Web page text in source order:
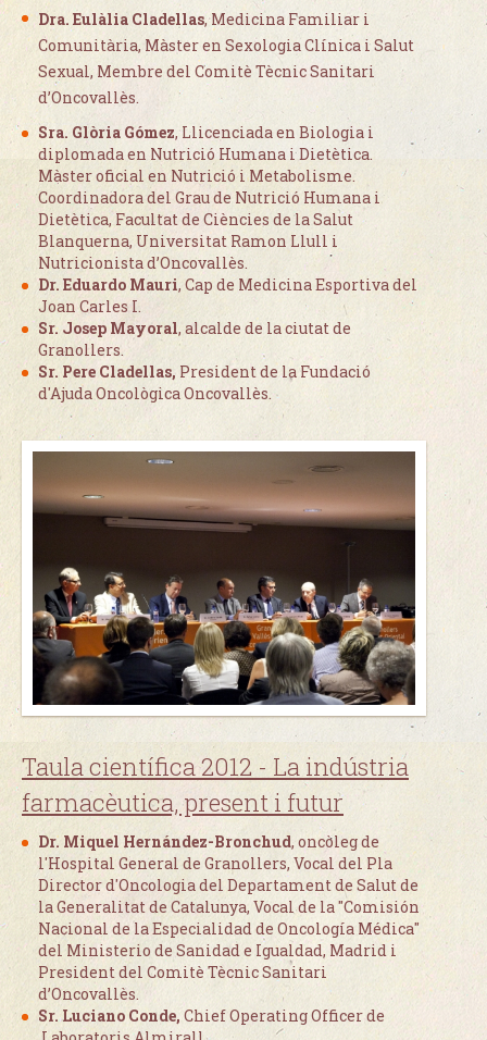
Dra. Eulàlia Cladellas, Medicina Familiar i
Comunitària, Màster en Sexologia Clínica i Salut
Sexual, Membre del Comitè Tècnic Sanitari
d’Oncovallès.
Sra. Glòria Gómez, Llicenciada en Biologia i
diplomada en Nutrició Humana i Dietètica.
Màster oficial en Nutrició i Metabolisme.
Coordinadora del Grau de Nutrició Humana i
Dietètica, Facultat de Ciències de la Salut
Blanquerna, Universitat Ramon Llull i
Nutricionista d’Oncovallès.
Dr. Eduardo Mauri, Cap de Medicina Esportiva del
Joan Carles I.
Sr. Josep Mayoral, alcalde de la ciutat de
Granollers.
Sr. Pere Cladellas, President de la Fundació
d'Ajuda Oncològica Oncovallès.
Taula científica 2012 - La indústria
farmacèutica, present i futur
Dr. Miquel Hernández-Bronchud, oncòleg de
l'Hospital General de Granollers, Vocal del Pla
Director d'Oncologia del Departament de Salut de
la Generalitat de Catalunya, Vocal de la "Comisión
Nacional de la Especialidad de Oncología Médica"
del Ministerio de Sanidad e Igualdad, Madrid i
President del Comitè Tècnic Sanitari
d’Oncovallès.
Sr. Luciano Conde, Chief Operating Officer de